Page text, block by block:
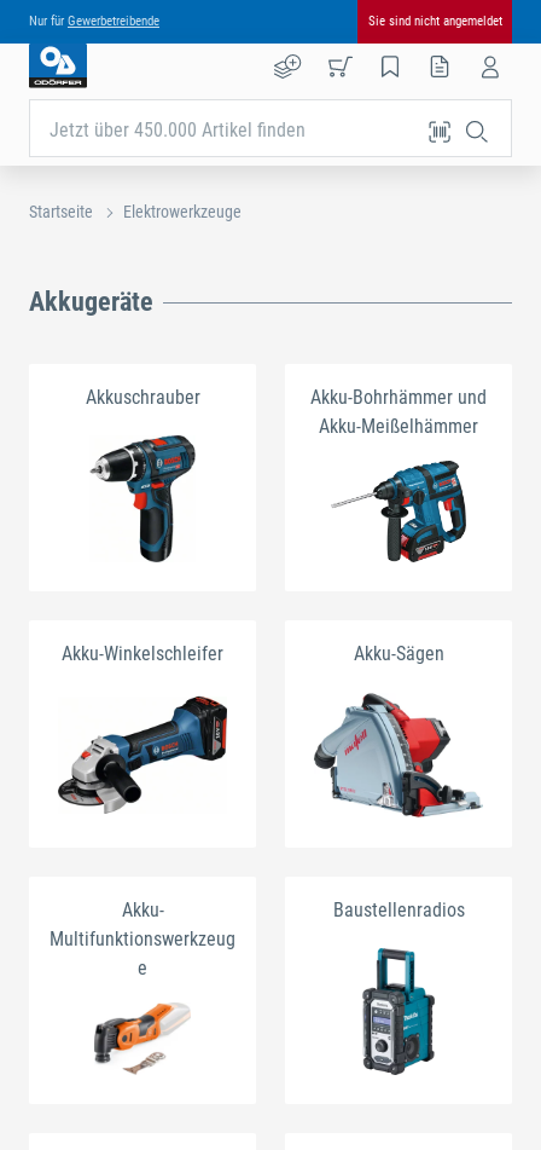
Nur für Gewerbetreibende Sie sind nicht angemeldet
Jetzt über 450.000 Artikel finden
Startseite Elektrowerkzeuge
Akkugeräte
Akkuschrauber
Akku-Bohrhämmer und
Akku-Meißelhämmer
Akku-Winkelschleifer Akku-Sägen
Akku-
Multifunktionswerkzeug
e
Baustellenradios